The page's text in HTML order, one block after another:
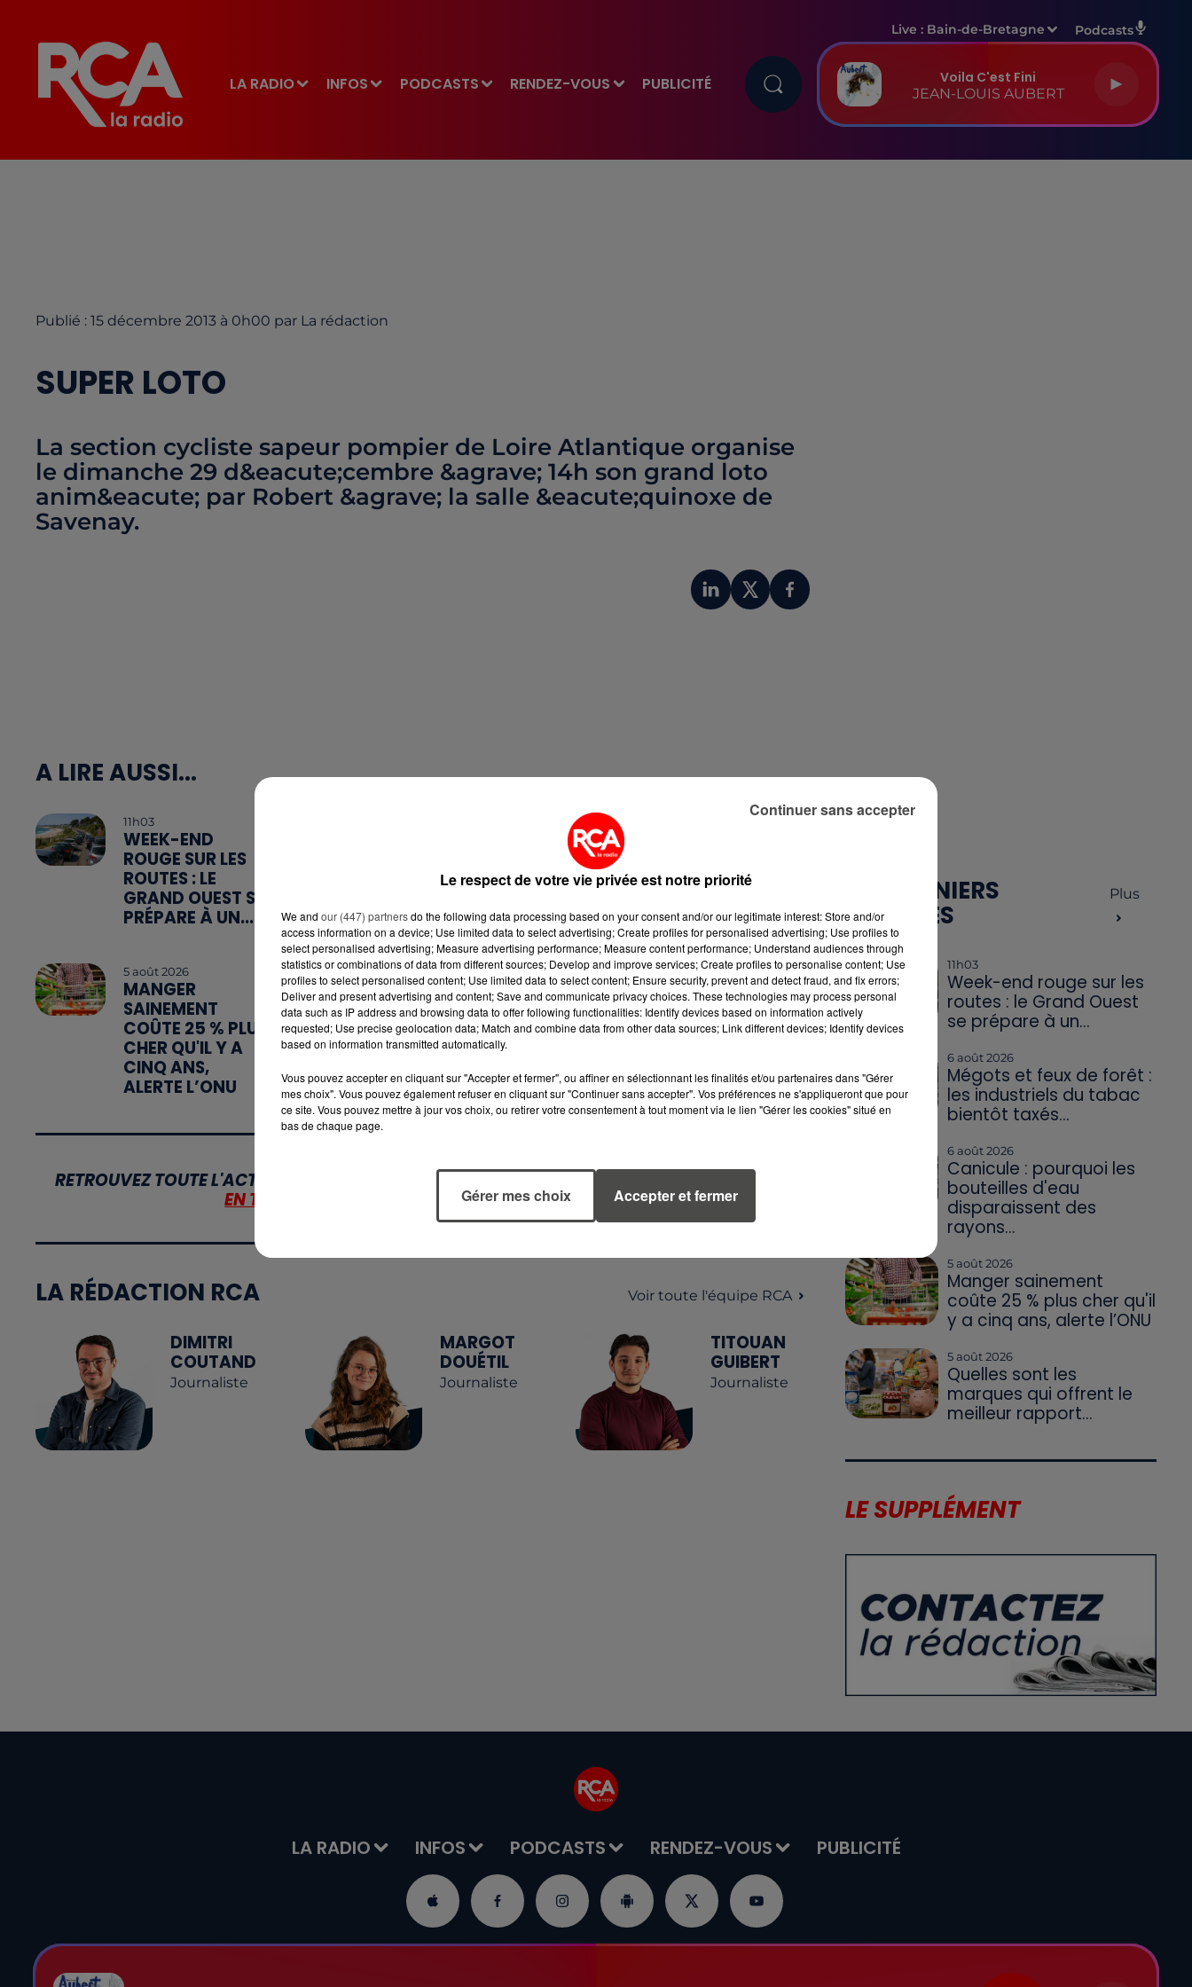
LA RADIO INFOS PODCASTS RENDEZ-VOUS PUBLICITÉ
Live : Bain-de-Bretagne Podcasts
Voila C'est Fini
JEAN-LOUIS AUBERT
Publié : 15 décembre 2013 à 0h00 par La rédaction
SUPER LOTO
La section cycliste sapeur pompier de Loire Atlantique organise
le dimanche 29 d&eacute;cembre &agrave; 14h son grand loto
anim&eacute; par Robert &agrave; la salle &eacute;quinoxe de
Savenay.
A LIRE AUSSI...
11h03
WEEK-END
ROUGE SUR LES
ROUTES : LE
GRAND OUEST SE
PRÉPARE À UN...
INDUSTRIELS DU
TAXÉS...
BOUTEILLES D'EAU
DES RAYONS...
5 août 2026
MANGER
SAINEMENT
COÛTE 25 % PLUS
CHER QU'IL Y A
CINQ ANS,
ALERTE L’ONU
5 août 2026
QUELLES SONT
LES MARQUES QUI
OFFRENT LE
MEILLEUR
5 août 2026
MOUCHES : LES 5
RÉFLEXES À
ADOPTER POUR
ÉTÉ...
RETROUVEZ TOUTE L'ACTU DE LA RÉGION ET RECEVEZ LES ALERTES INFOS DE LA RÉDACTION
EN TÉLÉCHARGEANT L'APPLICATION MOBILE RCA
LA RÉDACTION RCA Voir toute l'équipe RCA
DIMITRI
COUTAND
Journaliste
MARGOT
DOUÉTIL
Journaliste
TITOUAN
GUIBERT
Journaliste
LES DERNIERS
ARTICLES
Plus
11h03
Week-end rouge sur les
routes : le Grand Ouest
se prépare à un...
6 août 2026
Mégots et feux de forêt :
les industriels du tabac
bientôt taxés...
6 août 2026
Canicule : pourquoi les
bouteilles d'eau
disparaissent des
rayons...
5 août 2026
Manger sainement
coûte 25 % plus cher qu'il
y a cinq ans, alerte l’ONU
5 août 2026
Quelles sont les
marques qui offrent le
meilleur rapport...
LE SUPPLÉMENT
LA RADIO INFOS PODCASTS RENDEZ-VOUS PUBLICITÉ
Le respect de votre vie privée est notre priorité
We and our (447) partnersdo the following data processing based on your consent and/or our legitimate interest: Store and/or
access information on a device; Use limited data to select advertising; Create profiles for personalised advertising; Use profiles to
select personalised advertising; Measure advertising performance; Measure content performance; Understand audiences through
statistics or combinations of data from different sources; Develop and improve services; Create profiles to personalise content; Use
profiles to select personalised content; Use limited data to select content; Ensure security, prevent and detect fraud, and fix errors;
Deliver and present advertising and content; Save and communicate privacy choices. These technologies may process personal
data such as IP address and browsing data to offer following functionalities: Identify devices based on information actively
requested; Use precise geolocation data; Match and combine data from other data sources; Link different devices; Identify devices
based on information transmitted automatically.
Vous pouvez accepter en cliquant sur "Accepter et fermer", ou affiner en sélectionnant les finalités et/ou partenaires dans "Gérer
mes choix". Vous pouvez également refuser en cliquant sur "Continuer sans accepter". Vos préférences ne s'appliqueront que pour
ce site. Vous pouvez mettre à jour vos choix, ou retirer votre consentement à tout moment via le lien "Gérer les cookies" situé en
bas de chaque page.
Gérer mes choix Accepter et fermer
Continuer sans accepter